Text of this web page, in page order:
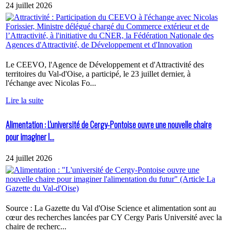
24 juillet 2026
Le CEEVO, l'Agence de Développement et d'Attractivité des
territoires du Val-d'Oise, a participé, le 23 juillet dernier, à
l'échange avec Nicolas Fo...
Lire la suite
Alimentation : L'université de Cergy-Pontoise ouvre une nouvelle chaire
pour imaginer l...
24 juillet 2026
Source : La Gazette du Val d'Oise Science et alimentation sont au
cœur des recherches lancées par CY Cergy Paris Université avec la
chaire de recherc...